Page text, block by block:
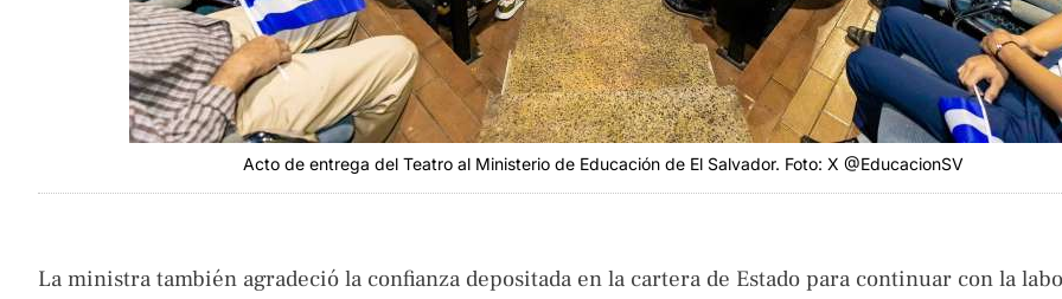
Acto de entrega del Teatro al Ministerio de Educación de El Salvador. Foto: X @EducacionSV
La ministra también agradeció la confianza depositada en la cartera de Estado para continuar con la